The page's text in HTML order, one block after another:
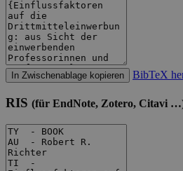
In Zwischenablage kopieren BibTeX
RIS (für EndNote, Zotero, Citavi